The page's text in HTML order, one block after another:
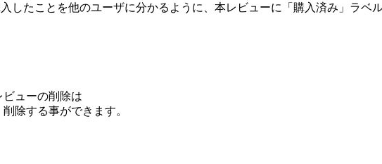
したことを他のユーザに分かるように、本レビューに「購入済み」ラベル
ューの削除は
除する事ができます。